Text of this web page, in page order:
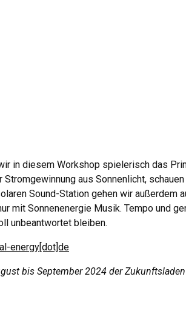
in diesem Workshop spielerisch das
aus Sonnenlicht,
Sound-Station gehen wir außerdem
mit Sonnenenergie Musik. Tempo und
unbeantwortet bleiben.
energy[dot]de
bis September 2024 der